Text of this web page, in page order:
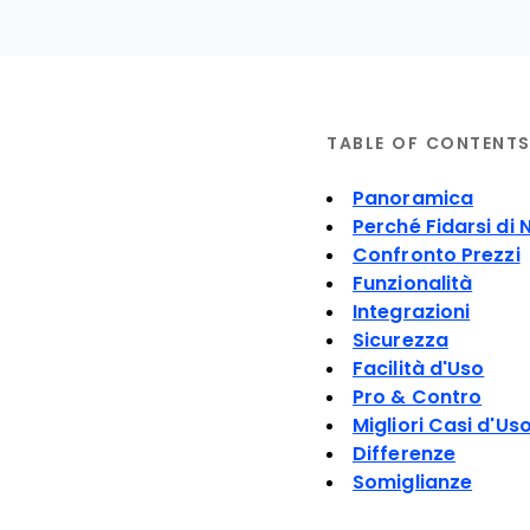
TABLE OF CONTENTS
Panoramica
Perché Fidarsi di
Confronto Prezzi
Funzionalità
Integrazioni
Sicurezza
Facilità d'Uso
Pro & Contro
Migliori Casi d'Uso
Differenze
Somiglianze